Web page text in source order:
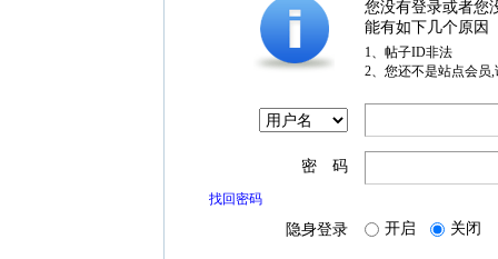
您没有登录或者您
能有如下几个原因
1、帖子ID非法
2、您还不是站点会员
密 码
找回密码
隐身登录 开启 关闭